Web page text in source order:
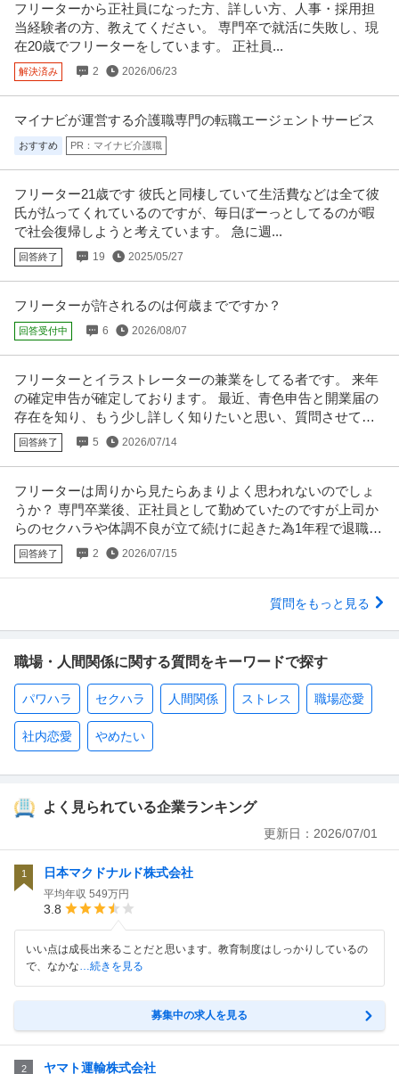
フリーターから正社員になった方、詳しい方、人事・採用担
当経験者の方、教えてください。 専門卒で就活に失敗し、現
在20歳でフリーターをしています。 正社員...
解決済み 2 2026/06/23
マイナビが運営する介護職専門の転職エージェントサービス
おすすめ PR：マイナビ介護職
フリーター21歳です 彼氏と同棲していて生活費などは全て彼
氏が払ってくれているのですが、毎日ぼーっとしてるのが暇
で社会復帰しようと考えています。 急に週...
回答終了 19 2025/05/27
フリーターが許されるのは何歳までですか？
回答受付中 6 2026/08/07
フリーターとイラストレーターの兼業をしてる者です。 来年
の確定申告が確定しております。 最近、青色申告と開業届の
存在を知り、もう少し詳しく知りたいと思い、質問させて頂
きました。
回答終了 5 2026/07/14
フリーターは周りから見たらあまりよく思われないのでしょ
うか？ 専門卒業後、正社員として勤めていたのですが上司か
らのセクハラや体調不良が立て続けに起きた為1年程で退職を
しました。
回答終了 2 2026/07/15
質問をもっと見る
職場・人間関係に関する質問をキーワードで探す
パワハラ セクハラ 人間関係 ストレス 職場恋愛
社内恋愛 やめたい
よく見られている企業ランキング
更新日： 2026/07/01
1 日本マクドナルド株式会社
平均年収 549万円
3.8
いい点は成長出来ることだと思います。教育制度はしっかりしているの
で、なかな…続きを見る
募集中の求人を見る
2 ヤマト運輸株式会社